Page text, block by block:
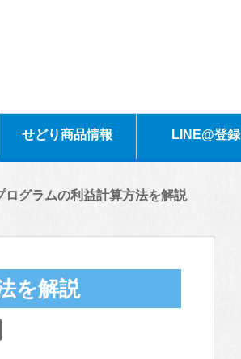
せどり商品情報 LINE@登録
ログラムの利益計算方法を解説
を解説